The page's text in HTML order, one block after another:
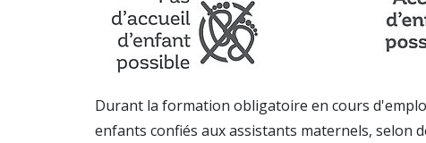
Durant la formation obligatoire en cours
enfants confiés aux assistants maternels, selon